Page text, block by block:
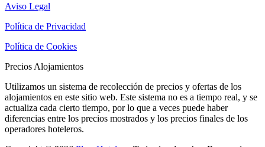
Aviso Legal
Política de Privacidad
Política de Cookies
Precios Alojamientos
Utilizamos un sistema de recolección de precios y ofertas de los
alojamientos en este sitio web. Este sistema no es a tiempo real, y se
actualiza cada cierto tiempo, por lo que a veces puede haber
diferencias entre los precios mostrados y los precios finales de los
operadores hoteleros.